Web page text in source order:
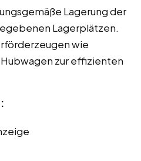
Lagerung der
Lagerplätzen.
wie
zur effizienten